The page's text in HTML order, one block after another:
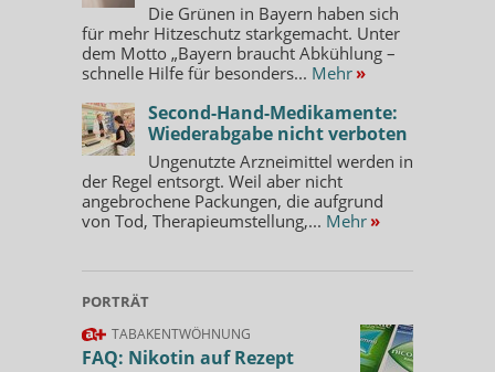
Die Grünen in Bayern haben sich
für mehr Hitzeschutz starkgemacht. Unter
dem Motto „Bayern braucht Abkühlung –
schnelle Hilfe für besonders... Mehr »
Second-Hand-Medikamente:
Wiederabgabe nicht verboten
Ungenutzte Arzneimittel werden in
der Regel entsorgt. Weil aber nicht
angebrochene Packungen, die aufgrund
von Tod, Therapieumstellung,... Mehr »
PORTRÄT
TABAKENTWÖHNUNG
FAQ: Nikotin auf Rezept